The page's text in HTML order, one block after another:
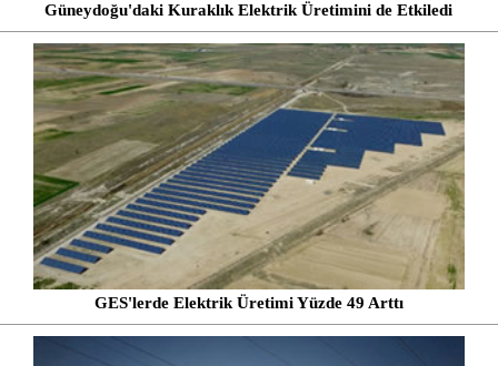
Güneydoğu'daki Kuraklık Elektrik Üretimini de Etkiledi
GES'lerde Elektrik Üretimi Yüzde 49 Arttı